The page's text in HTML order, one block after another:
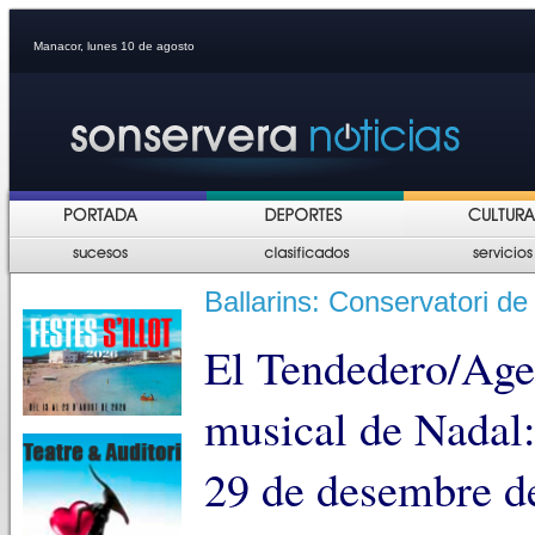
Manacor, lunes 10 de agosto
Ballarins: Conservatori
El Tendedero/
musical de
29 de desembre